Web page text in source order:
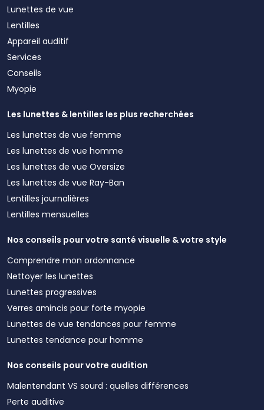
Lunettes de vue
Lentilles
Appareil auditif
Services
Conseils
Myopie
Les lunettes & lentilles les plus recherchées
Les lunettes de vue femme
Les lunettes de vue homme
Les lunettes de vue Oversize
Les lunettes de vue Ray-Ban
Lentilles journalières
Lentilles mensuelles
Nos conseils pour votre santé visuelle & votre style
Comprendre mon ordonnance
Nettoyer les lunettes
Lunettes progressives
Verres amincis pour forte myopie
Lunettes de vue tendances pour femme
Lunettes tendance pour homme
Nos conseils pour votre audition
Malentendant VS sourd : quelles différences
Perte auditive